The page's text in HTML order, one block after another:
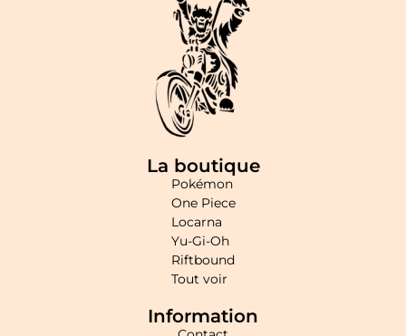
La boutique
Pokémon
One Piece
Locarna
Yu-Gi-Oh
Riftbound
Tout voir
Information